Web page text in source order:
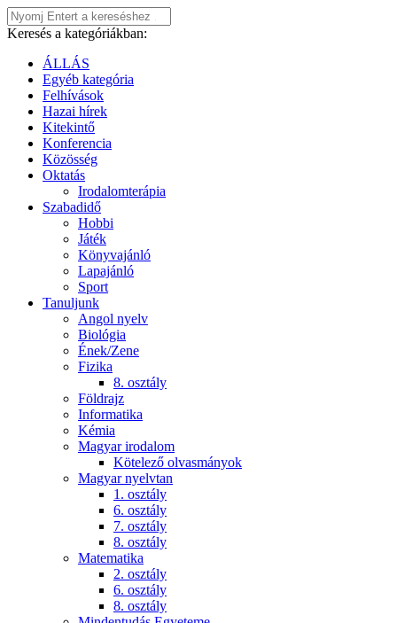
Keresés a kategóriákban:
ÁLLÁS
Egyéb kategória
Felhívások
Hazai hírek
Kitekintő
Konferencia
Közösség
Oktatás
Irodalomterápia
Szabadidő
Hobbi
Játék
Könyvajánló
Lapajánló
Sport
Tanuljunk
Angol nyelv
Biológia
Ének/Zene
Fizika
8. osztály
Földrajz
Informatika
Kémia
Magyar irodalom
Kötelező olvasmányok
Magyar nyelvtan
1. osztály
6. osztály
7. osztály
8. osztály
Matematika
2. osztály
6. osztály
8. osztály